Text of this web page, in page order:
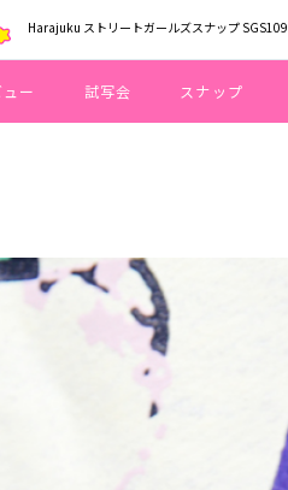
Harajuku ストリートガールズスナップ SGS109
ー 試写会 スナップ